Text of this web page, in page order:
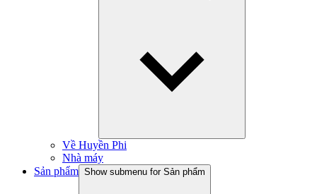
Về Huyền Phi
Nhà máy
Sản phẩm Show submenu for Sản phẩm